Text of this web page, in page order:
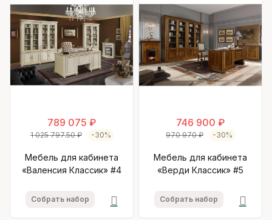
789 075 ₽
1 025 797.50 ₽ -30%
Мебель для кабинета
«Валенсия Классик» #4
Собрать набор
746 900 ₽
970 970 ₽ -30%
Мебель для кабинета
«Верди Классик» #5
Собрать набор